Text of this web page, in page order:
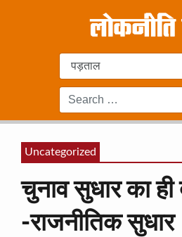
Uncategorized
चुनाव सुधार का ही
-राजनीतिक सुधार